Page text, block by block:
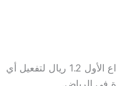
لكن المتعة تكمن في التفاصيل المخفية؛ مثالًا على ذلك، شرط الإيداع الأول 1.2 ريال لتفعيل أي